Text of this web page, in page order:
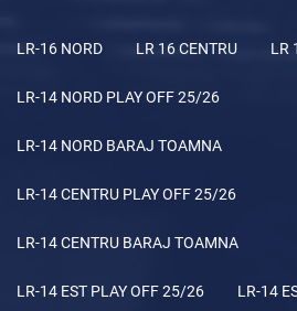
LR-16 NORD LR 16 CENTRU LR
LR-14 NORD PLAY OFF 25/26
LR-14 NORD BARAJ TOAMNA
LR-14 CENTRU PLAY OFF 25/26
LR-14 CENTRU BARAJ TOAMNA
LR-14 EST PLAY OFF 25/26 LR-14